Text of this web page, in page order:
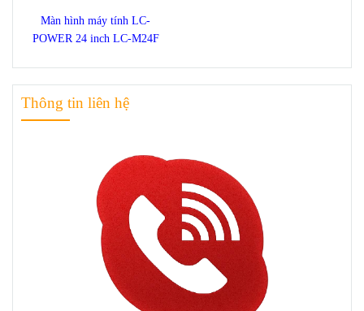
Màn hình máy tính LC-
POWER 24 inch LC-M24F
Thông tin liên hệ